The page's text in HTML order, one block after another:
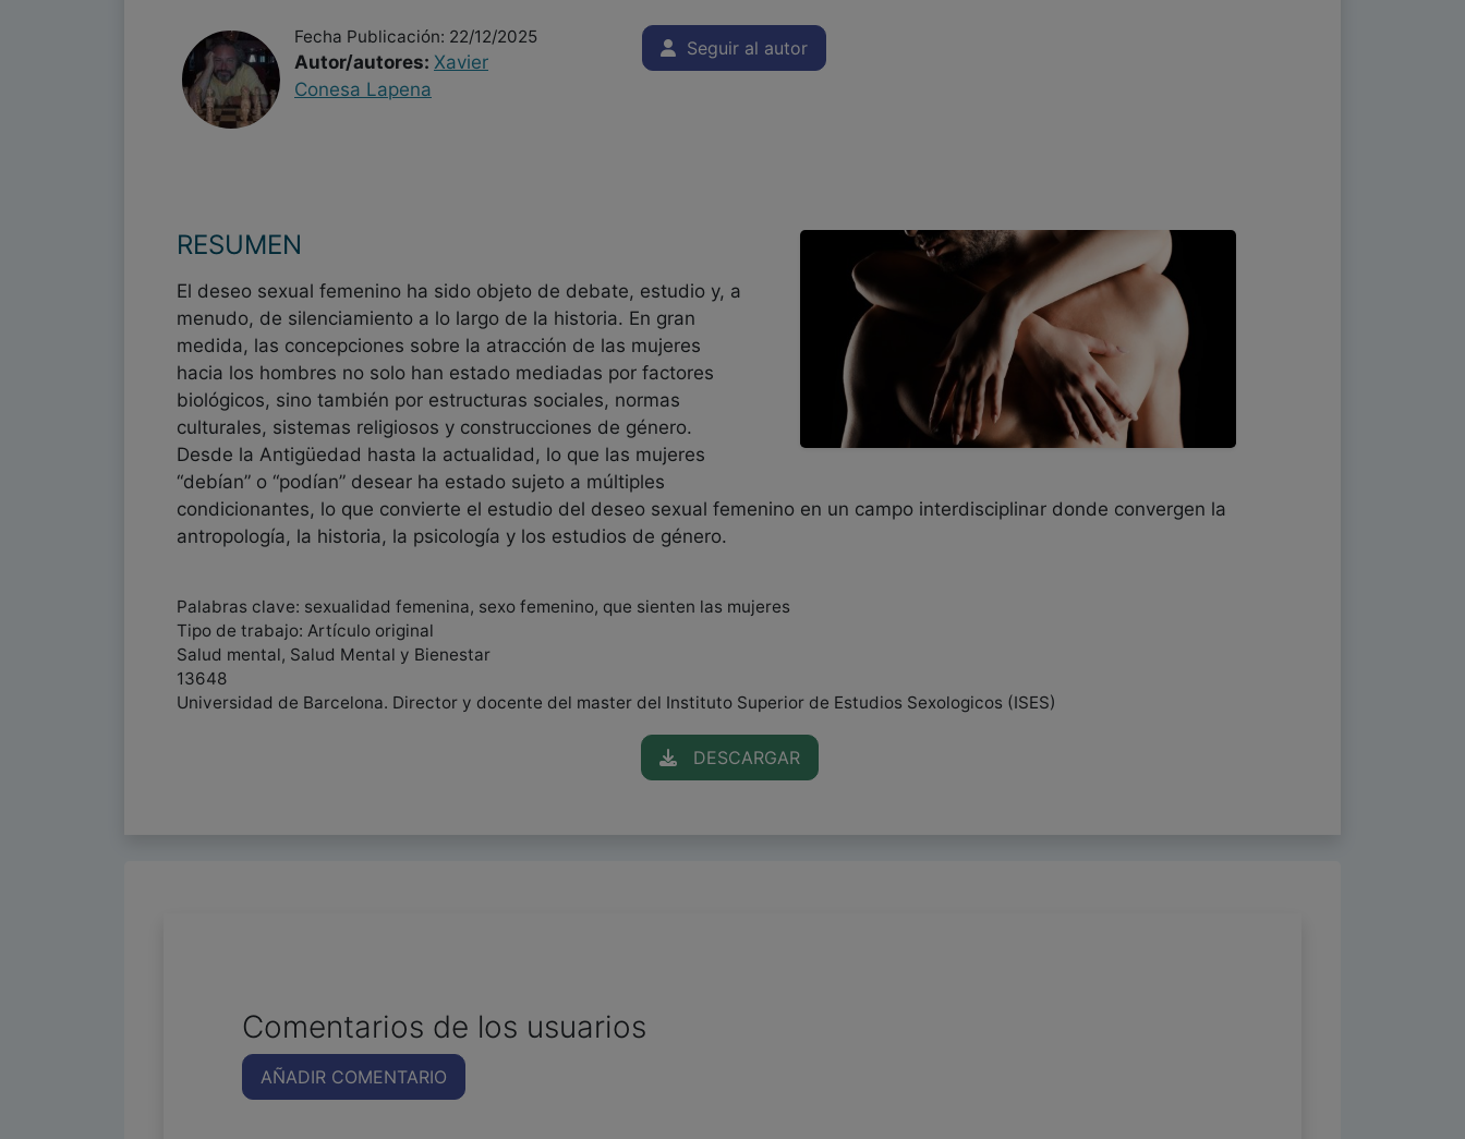
Fecha Publicación: 22/12/2025
Autor/autores: Xavier
Conesa Lapena
Seguir al autor
RESUMEN
El deseo sexual femenino ha sido objeto de debate, estudio y, a
menudo, de silenciamiento a lo largo de la historia. En gran
medida, las concepciones sobre la atracción de las mujeres
hacia los hombres no solo han estado mediadas por factores
biológicos, sino también por estructuras sociales, normas
culturales, sistemas religiosos y construcciones de género.
Desde la Antigüedad hasta la actualidad, lo que las mujeres
“debían” o “podían” desear ha estado sujeto a múltiples
condicionantes, lo que convierte el estudio del deseo sexual femenino en un campo interdisciplinar donde convergen la
antropología, la historia, la psicología y los estudios de género.
Palabras clave: sexualidad femenina, sexo femenino, que sienten las mujeres
Tipo de trabajo: Artículo original
Salud mental, Salud Mental y Bienestar
13648
Universidad de Barcelona. Director y docente del master del Instituto Superior de Estudios Sexologicos (ISES)
DESCARGAR
Comentarios de los usuarios
AÑADIR COMENTARIO